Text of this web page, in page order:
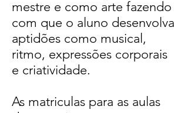
mestre e como arte fazendo
com que o aluno desenvolva
aptidões como musical,
ritmo, expressões corporais
e criatividade.
As matriculas para as aulas